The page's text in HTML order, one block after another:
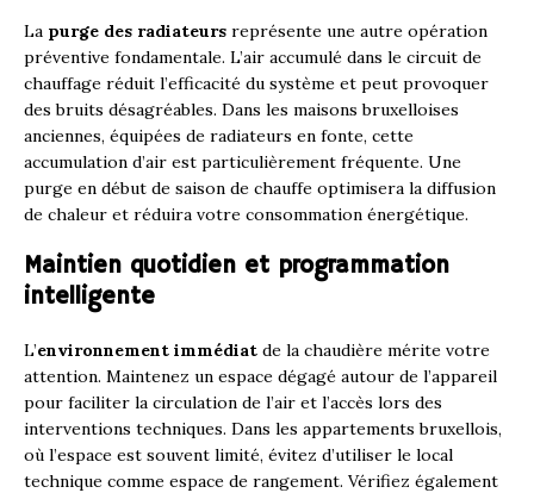
La purge des radiateurs représente une autre opération
préventive fondamentale. L’air accumulé dans le circuit de
chauffage réduit l’efficacité du système et peut provoquer
des bruits désagréables. Dans les maisons bruxelloises
anciennes, équipées de radiateurs en fonte, cette
accumulation d’air est particulièrement fréquente. Une
purge en début de saison de chauffe optimisera la diffusion
de chaleur et réduira votre consommation énergétique.
Maintien quotidien et programmation
intelligente
L’environnement immédiat de la chaudière mérite votre
attention. Maintenez un espace dégagé autour de l’appareil
pour faciliter la circulation de l’air et l’accès lors des
interventions techniques. Dans les appartements bruxellois,
où l’espace est souvent limité, évitez d’utiliser le local
technique comme espace de rangement. Vérifiez également